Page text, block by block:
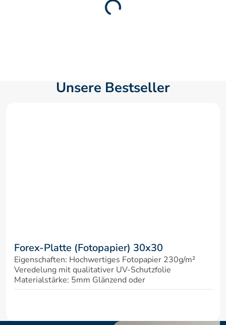
Unsere Bestseller
Forex-Platte (Fotopapier) 30x30
Eigenschaften: Hochwertiges Fotopapier 230g/m²
Veredelung mit qualitativer UV-Schutzfolie
Materialstärke: 5mm Glänzend oder